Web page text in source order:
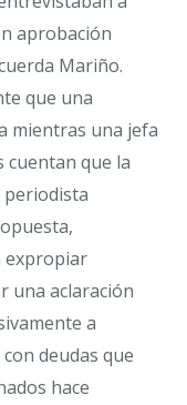
aprobación
Mariño.
que una
mientras una jefa
cuentan que la
periodista
expropiar
una aclaración
a
deudas que
hace